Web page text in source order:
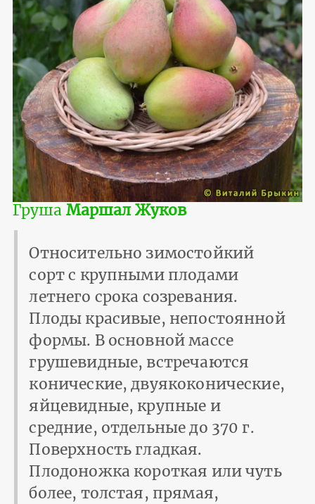
Груша Маршал Жуков
Относительно зимостойкий
сорт с крупными плодами
летнего срока созревания.
Плоды красивые, непостоянной
формы. В основной массе
грушевидные, встречаются
конические, двуякоконические,
яйцевидные, крупные и
средние, отдельные до 370 г.
Поверхность гладкая.
Плодоножка короткая или чуть
более, толстая, прямая,